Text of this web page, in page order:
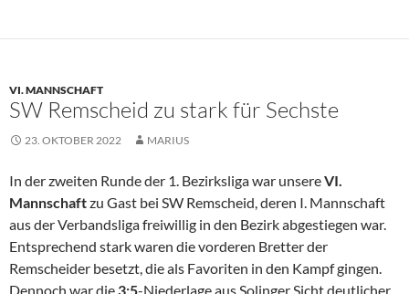
VI. MANNSCHAFT
SW Remscheid zu stark für Sechste
23. OKTOBER 2022 MARIUS
In der zweiten Runde der 1. Bezirksliga war unsereVI.
Mannschaftzu Gast bei SW Remscheid, deren I. Mannschaft
aus der Verbandsliga freiwillig in den Bezirk abgestiegen war.
Entsprechend stark waren die vorderen Bretter der
Remscheider besetzt, die als Favoriten in den Kampf gingen.
Dennoch war die 3:5-Niederlage aus Solinger Sicht deutlicher,